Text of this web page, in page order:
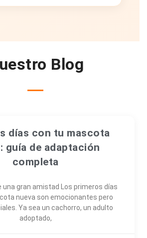
Blog
días con tu mascota
guía de adaptación
completa
una gran amistad Los primeros días
nueva son emocionantes pero
Ya sea un cachorro, un adulto
adoptado,